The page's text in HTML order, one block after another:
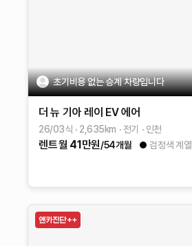
초기비용 없는 승계 차량입니다
더 뉴 기아 레이 EV에어
26/03식 2,635km 전기 인천
렌트월 41 만원/54개월 검정색 계열